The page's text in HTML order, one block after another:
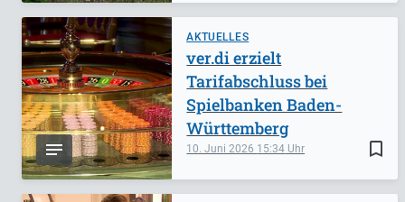
AKTUELLES
bookmark_border
10. Juni 2026 15:34
ver.di erzielt
Tarifabschluss bei
Spielbanken Baden-
Württemberg